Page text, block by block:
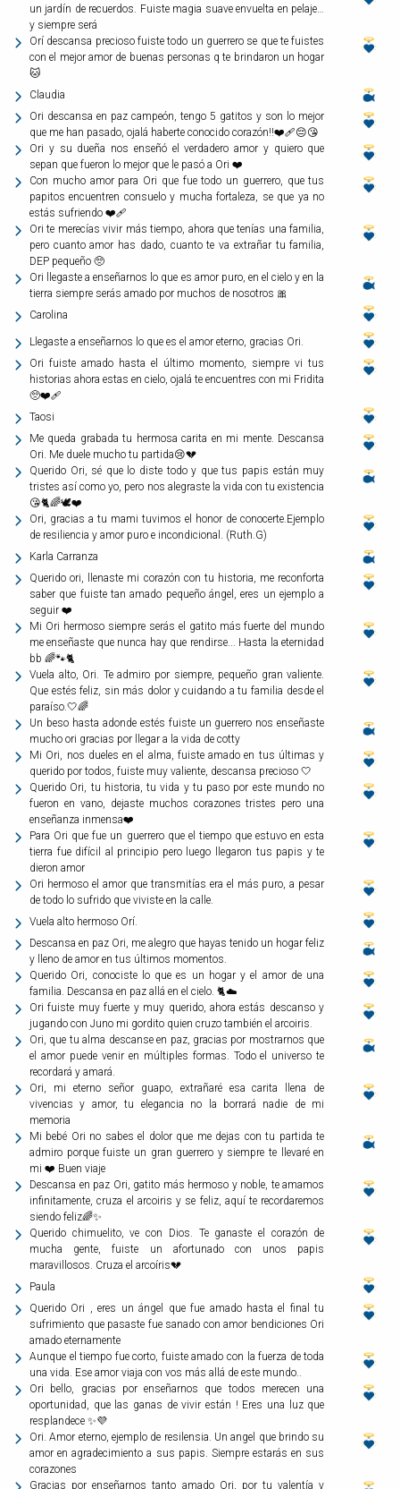
un jardín de recuerdos. Fuiste magia suave envuelta en pelaje…
y siempre será
Orí descansa precioso fuiste todo un guerrero se que te fuistes
con el mejor amor de buenas personas q te brindaron un hogar
🐱
Claudia
Ori descansa en paz campeón, tengo 5 gatitos y son lo mejor
que me han pasado, ojalá haberte conocido corazón!!❤️‍🩹😔😘
Ori y su dueña nos enseñó el verdadero amor y quiero que
sepan que fueron lo mejor que le pasó a Ori ❤️
Con mucho amor para Ori que fue todo un guerrero, que tus
papitos encuentren consuelo y mucha fortaleza, se que ya no
estás sufriendo ❤️‍🩹
Ori te merecías vivir más tiempo, ahora que tenías una familia,
pero cuanto amor has dado, cuanto te va extrañar tu familia,
DEP pequeño 🥺
Ori llegaste a enseñarnos lo que es amor puro, en el cielo y en la
tierra siempre serás amado por muchos de nosotros 🎀
Carolina
Llegaste a enseñarnos lo que es el amor eterno, gracias Ori.
Ori fuiste amado hasta el último momento, siempre vi tus
historias ahora estas en cielo, ojalá te encuentres con mi Fridita
🥺❤️‍🩹
Taosi
Me queda grabada tu hermosa carita en mi mente. Descansa
Ori. Me duele mucho tu partida😢💔
Querido Ori, sé que lo diste todo y que tus papis están muy
tristes así como yo, pero nos alegraste la vida con tu existencia
😘🐈🌈🕊️❤️
Ori, gracias a tu mami tuvimos el honor de conocerte.Ejemplo
de resiliencia y amor puro e incondicional. (Ruth.G)
Karla Carranza
Querido ori, llenaste mi corazón con tu historia, me reconforta
saber que fuiste tan amado pequeño ángel, eres un ejemplo a
seguir ❤️
Mi Ori hermoso siempre serás el gatito más fuerte del mundo
me enseñaste que nunca hay que rendirse... Hasta la eternidad
bb 🌈🐾🐈
Vuela alto, Ori. Te admiro por siempre, pequeño gran valiente.
Que estés feliz, sin más dolor y cuidando a tu familia desde el
paraíso.🤍🌈
Un beso hasta adonde estés fuiste un guerrero nos enseñaste
mucho ori gracias por llegar a la vida de cotty
Mi Ori, nos dueles en el alma, fuiste amado en tus últimas y
querido por todos, fuiste muy valiente, descansa precioso 🤍
Querido Ori, tu historia, tu vida y tu paso por este mundo no
fueron en vano, dejaste muchos corazones tristes pero una
enseñanza inmensa❤️
Para Ori que fue un guerrero que el tiempo que estuvo en esta
tierra fue difícil al principio pero luego llegaron tus papis y te
dieron amor
Ori hermoso el amor que transmitías era el más puro, a pesar
de todo lo sufrido que viviste en la calle.
Vuela alto hermoso Orí.
Descansa en paz Ori, me alegro que hayas tenido un hogar feliz
y lleno de amor en tus últimos momentos.
Querido Ori, conociste lo que es un hogar y el amor de una
familia. Descansa en paz allá en el cielo. 🐈☁️
Ori fuiste muy fuerte y muy querido, ahora estás descanso y
jugando con Juno mi gordito quien cruzo también el arcoiris.
Ori, que tu alma descanse en paz, gracias por mostrarnos que
el amor puede venir en múltiples formas. Todo el universo te
recordará y amará.
Ori, mi eterno señor guapo, extrañaré esa carita llena de
vivencias y amor, tu elegancia no la borrará nadie de mi
memoria
Mi bebé Ori no sabes el dolor que me dejas con tu partida te
admiro porque fuiste un gran guerrero y siempre te llevaré en
mi ❤️ Buen viaje
Descansa en paz Ori, gatito más hermoso y noble, te amamos
infinitamente, cruza el arcoiris y se feliz, aquí te recordaremos
siendo feliz🌈✨
Querido chimuelito, ve con Dios. Te ganaste el corazón de
mucha gente, fuiste un afortunado con unos papis
maravillosos. Cruza el arcoíris💔
Paula
Querido Ori , eres un ángel que fue amado hasta el final tu
sufrimiento que pasaste fue sanado con amor bendiciones Ori
amado eternamente
Aunque el tiempo fue corto, fuiste amado con la fuerza de toda
una vida. Ese amor viaja con vos más allá de este mundo..
Ori bello, gracias por enseñarnos que todos merecen una
oportunidad, que las ganas de vivir están ! Eres una luz que
resplandece ✨💜
Ori. Amor eterno, ejemplo de resilensia. Un angel que brindo su
amor en agradecimiento a sus papis. Siempre estarás en sus
corazones
Gracias por enseñarnos tanto amado Ori, por tu valentía y